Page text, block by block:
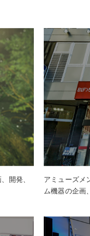
開発、
アミューズメ
ム機器の企画